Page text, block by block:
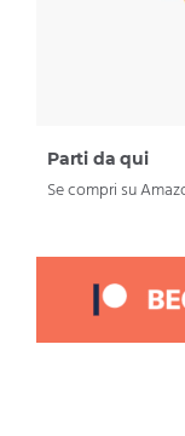
Parti da qui
Se compri su